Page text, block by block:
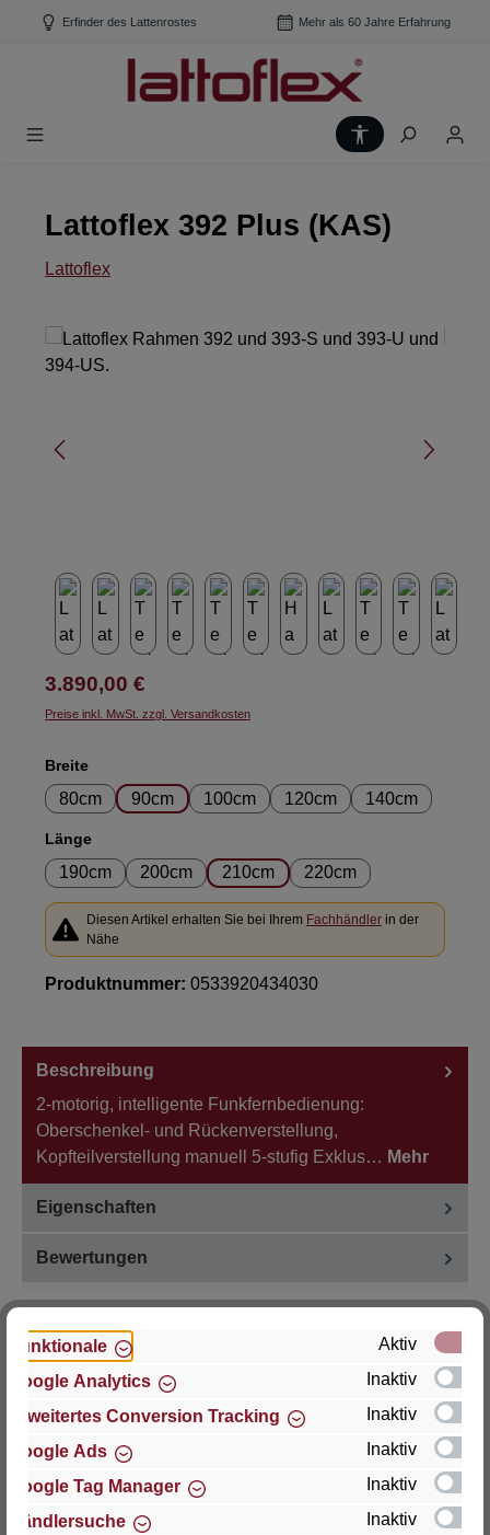
Zum Hauptinhalt springen
Erfinder des Lattenrostes Mehr als 60 Jahre Erfahrung
Lattoflex 392 Plus (KAS)
Lattoflex
Bildergalerie überspringen
Regulärer Preis:
3.890,00 €
Preise inkl. MwSt. zzgl. Versandkosten
Breiteauswählen
80cm 90cm 100cm 120cm 140cm
Längeauswählen
190cm 200cm 210cm 220cm
Diesen Artikel erhalten Sie bei Ihrem Fachhändlerin der
Nähe
Produktnummer: 0533920434030
Beschreibung
2-motorig, intelligente Funkfernbedienung:
Oberschenkel- und Rückenverstellung,
Kopfteilverstellung manuell 5-stufig Exklus… Mehr
Eigenschaften
Bewertungen
Hersteller
Für Fragen zu Produkt, Produktsicherheit oder
technische Unterstützung wenden Sie sich bitte an:
Thomas GmbH + Co. Sitz- und Liegemöbel KG
Funktionale
Aktiv
Google Analytics
Inaktiv
Erweitertes Conversion Tracking
Inaktiv
Google Ads
Inaktiv
Google Tag Manager
Inaktiv
Händlersuche
Inaktiv